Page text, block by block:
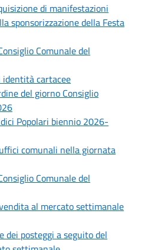
di manifestazioni
sponsorizzazione della Festa
Comunale del
cartacee
del giorno Consiglio
Popolari biennio 2026-
comunali nella giornata
Comunale del
al mercato settimanale
dei posteggi a seguito del